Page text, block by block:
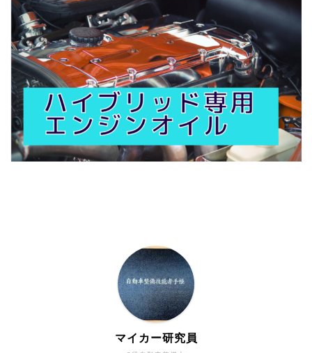
マイカー研究員